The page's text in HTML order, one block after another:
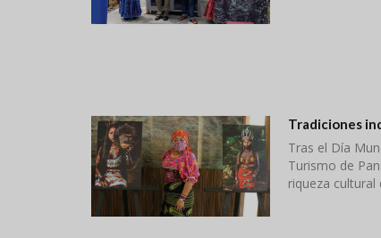
Tradiciones
Tras el Día
Turismo de
riqueza cultural